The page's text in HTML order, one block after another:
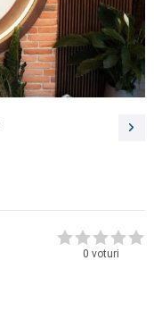
0 voturi